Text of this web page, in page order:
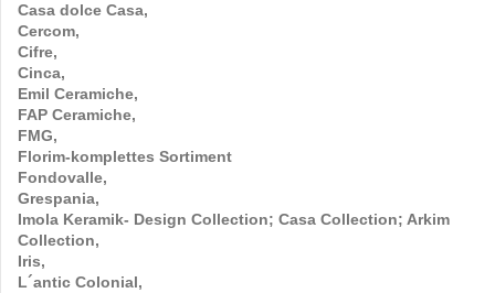
Casa dolce Casa,
Cercom,
Cifre,
Cinca,
Emil Ceramiche,
FAP Ceramiche,
FMG,
Florim-komplettes Sortiment
Fondovalle,
Grespania,
Imola Keramik- Design Collection; Casa Collection; Arkim
Collection,
Iris,
L´antic Colonial,